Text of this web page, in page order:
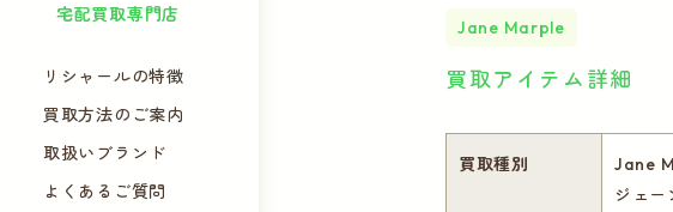
宅配買取専門店
リシャールの特徴
買取方法のご案内
取扱いブランド
よくあるご質問
Jane Marple
買取アイテム詳細
買取種別
Jane
ジェー